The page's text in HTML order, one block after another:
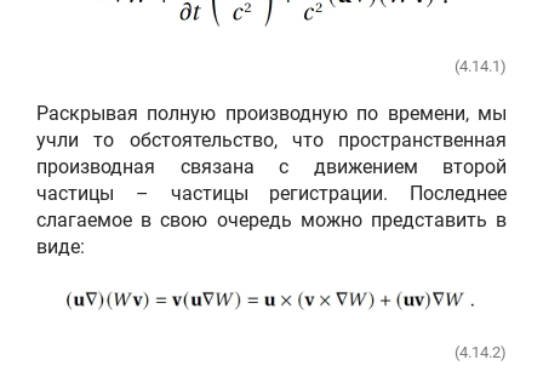
(4.14.1)
Раскрывая полную производную по времени, мы
учли то обстоятельство, что пространственная
производная связана с движением второй
частицы – частицы регистрации. Последнее
слагаемое в свою очередь можно представить в
виде:
(4.14.2)